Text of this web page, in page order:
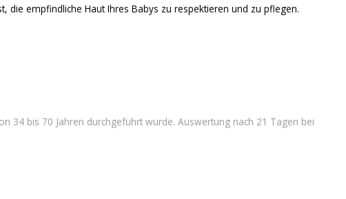
die empfindliche Haut Ihres Babys zu respektieren und zu pflegen.
34 bis 70 Jahren durchgeführt wurde. Auswertung nach 21 Tagen bei